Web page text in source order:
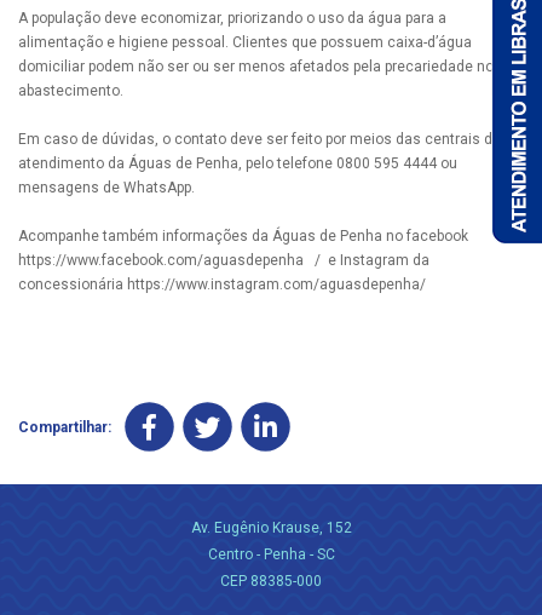
A população deve economizar, priorizando o uso da água para a
alimentação e higiene pessoal. Clientes que possuem caixa-d’água
domiciliar podem não ser ou ser menos afetados pela precariedade no
abastecimento.
Em caso de dúvidas, o contato deve ser feito por meios das centrais de
atendimento da Águas de Penha, pelo telefone 0800 595 4444 ou
mensagens de WhatsApp.
Acompanhe também informações da Águas de Penha no facebook
https://www.facebook.com/aguasdepenha / e Instagram da
concessionária https://www.instagram.com/aguasdepenha/
Compartilhar:
Av. Eugênio Krause, 152
Centro - Penha - SC
CEP 88385-000